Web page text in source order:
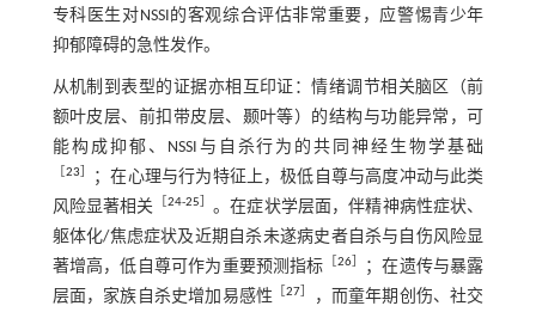
专科医生对NSSI的客观综合评估非常重要，应警惕青少年
抑郁障碍的急性发作。
从机制到表型的证据亦相互印证：情绪调节相关脑区（前
额叶皮层、前扣带皮层、颞叶等）的结构与功能异常，可
能构成抑郁、NSSI与自杀行为的共同神经生物学基础
23
；在心理与行为特征上，极低自尊与高度冲动与此类
风险显著相关
24-25
。在症状学层面，伴精神病性症状、
躯体化/焦虑症状及近期自杀未遂病史者自杀与自伤风险显
著增高，低自尊可作为重要预测指标
26］
；在遗传与暴露
层面，家族自杀史增加易感性 ［27
，而童年期创伤、社交